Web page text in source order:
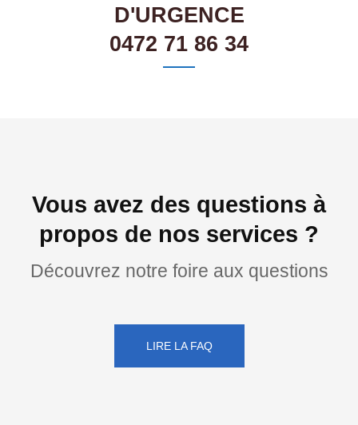
D'URGENCE
0472 71 86 34
Vous avez des questions à
propos de nos services ?
Découvrez notre foire aux questions
LIRE LA FAQ